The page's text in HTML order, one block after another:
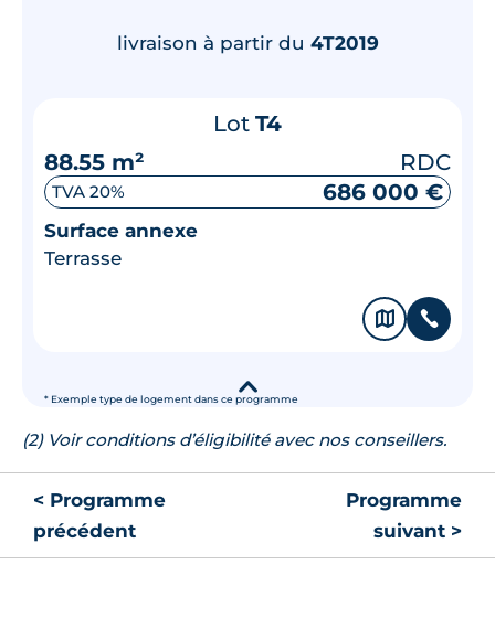
* Exemple type de logement dans ce programme
livraison à partir du 4T2019
Lot T4
88.55 m²
RDC
TVA 20% 686 000 €
Surface annexe
Terrasse
🗞 📞
▾
(2) Voir conditions d’éligibilité avec nos conseillers.
< Programme
précédent
Programme
suivant >